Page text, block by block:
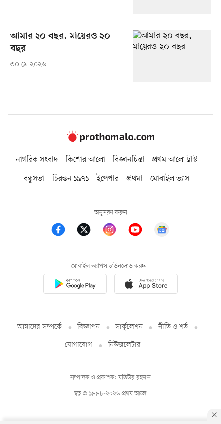
আমার ২০ বছর, মায়েরও ২০
বছর
৩০ মে ২০২৬
নাগরিক সংবাদ কিশোর আলো বিজ্ঞানচিন্তা
প্রথম আলো ট্রাস্ট
বন্ধুসভা
চিরন্তন ১৯৭১ ইপেপার প্রথমা মোবাইল ভ্যাস
অনুসরণ করুন
মোবাইল অ্যাপস ডাউনলোড করুন
আমাদের সম্পর্কে বিজ্ঞাপন সার্কুলেশন
নীতি ও শর্ত
যোগাযোগ
নিউজলেটার
স্বত্ব © ১৯৯৮-২০২৬ প্রথম আলো
সম্পাদক ও প্রকাশক: মতিউর রহমান